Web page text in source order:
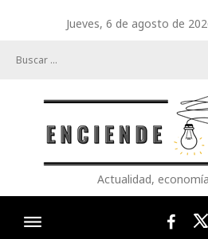
Jueves, 6 de agosto de
Actualidad,